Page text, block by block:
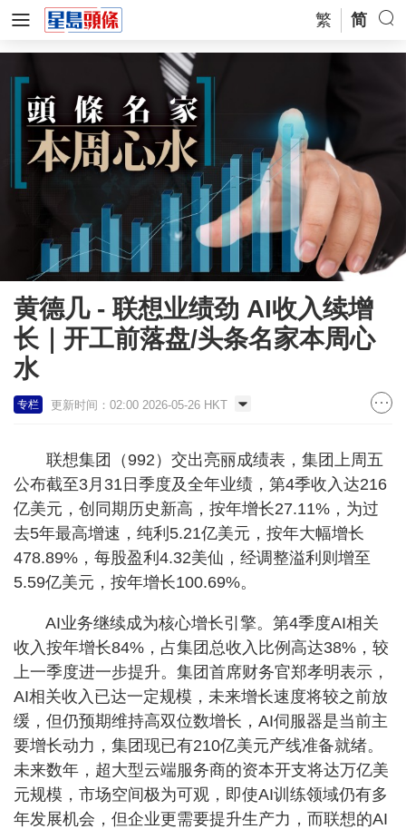
繁 简
黄德几 - 联想业绩劲 AI收入续增
长｜开工前落盘/头条名家本周心
水
专栏 更新时间：02:00 2026-05-26 HKT
联想集团（992）交出亮丽成绩表，集团上周五
公布截至3月31日季度及全年业绩，第4季收入达216
亿美元，创同期历史新高，按年增长27.11%，为过
去5年最高增速，纯利5.21亿美元，按年大幅增长
478.89%，每股盈利4.32美仙，经调整溢利则增至
5.59亿美元，按年增长100.69%。
AI业务继续成为核心增长引擎。第4季度AI相关
收入按年增长84%，占集团总收入比例高达38%，较
上一季度进一步提升。集团首席财务官郑孝明表示，
AI相关收入已达一定规模，未来增长速度将较之前放
缓，但仍预期维持高双位数增长，AI伺服器是当前主
要增长动力，集团现已有210亿美元产线准备就绪。
未来数年，超大型云端服务商的资本开支将达万亿美
元规模，市场空间极为可观，即使AI训练领域仍有多
年发展机会，但企业更需要提升生产力，而联想的AI